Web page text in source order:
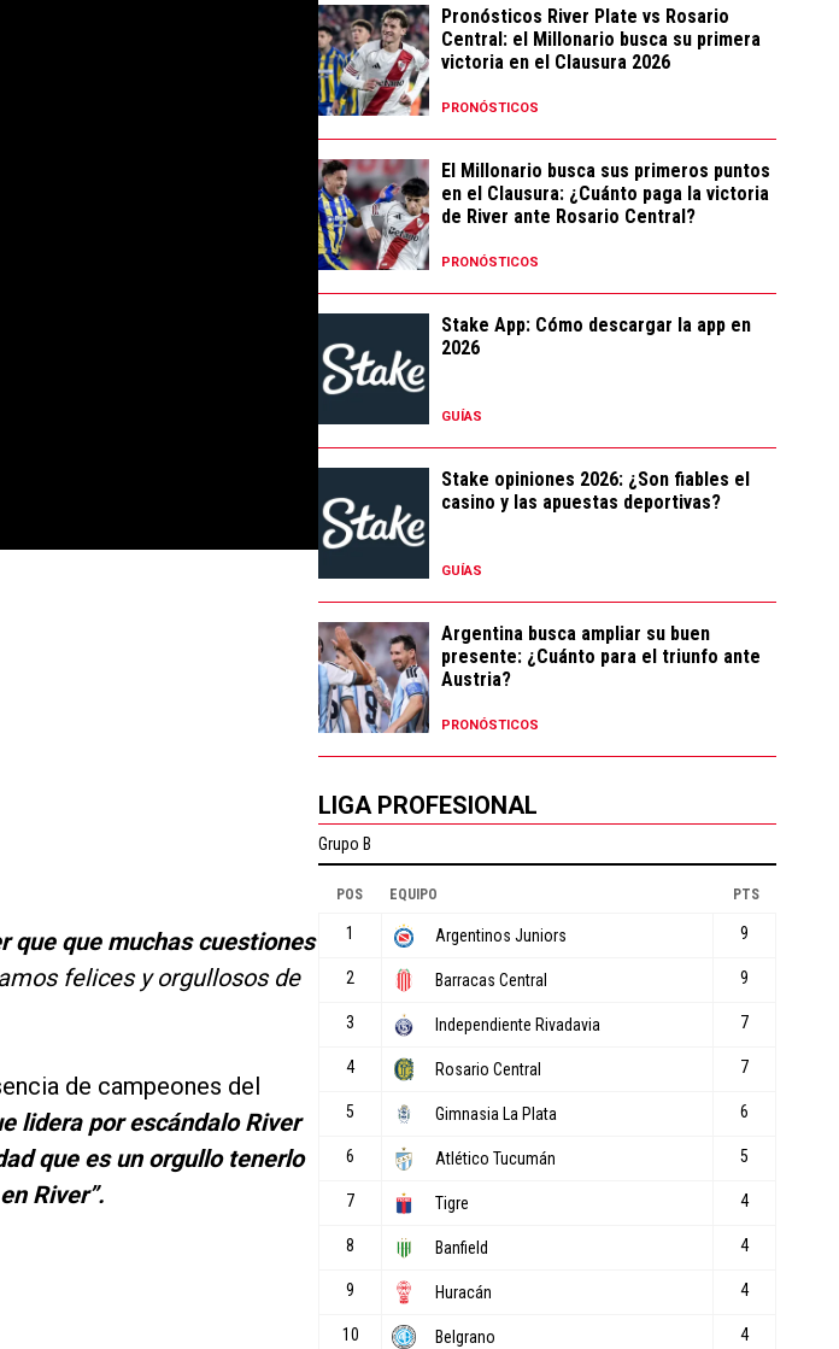
que que muchas cuestiones
felices y orgullosos de
de campeones del
lidera por escándalo River
que es un orgullo tenerlo
River”.
Pronósticos River Plate vs Rosario
Central: el Millonario busca su primera
victoria en el Clausura 2026
PRONÓSTICOS
El Millonario busca sus primeros puntos
en el Clausura: ¿Cuánto paga la victoria
de River ante Rosario Central?
PRONÓSTICOS
Stake App: Cómo descargar la app en
2026
GUÍAS
Stake opiniones 2026: ¿Son fiables el
casino y las apuestas deportivas?
GUÍAS
Argentina busca ampliar su buen
presente: ¿Cuánto para el triunfo ante
Austria?
PRONÓSTICOS
LIGA PROFESIONAL